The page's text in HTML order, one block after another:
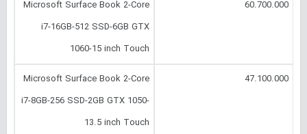
60.700.000
Microsoft Surface Book 2-Core
i7-16GB-512 SSD-6GB GTX
1060-15 inch Touch
47.100.000
Microsoft Surface Book 2-Core
i7-8GB-256 SSD-2GB GTX 1050-
13.5 inch Touch